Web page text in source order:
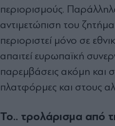
περιορισμούς.
αντιμετώπιση του
περιοριστεί μόνο σε
απαιτεί ευρωπαϊκή
παρεμβάσεις ακόμη και
πλατφόρμες και στους
Το.. τρολάρισμα από